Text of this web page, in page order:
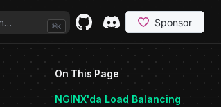
⌘K
On This Page
NGINX'da Load Balancing